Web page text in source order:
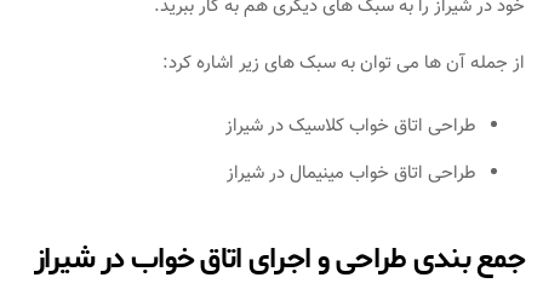
خود در شیراز را به سبک های دیگری هم به کار ببرید.
از جمله آن ها می توان به سبک های زیر اشاره کرد:
طراحی اتاق خواب کلاسیک در شیراز
طراحی اتاق خواب مینیمال در شیراز
جمع بندی طراحی و اجرای اتاق خواب در شیراز